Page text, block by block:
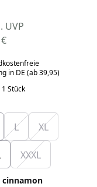
UVP
in DE (ab 39,95)
Stück
L XL
XXXL
cinnamon